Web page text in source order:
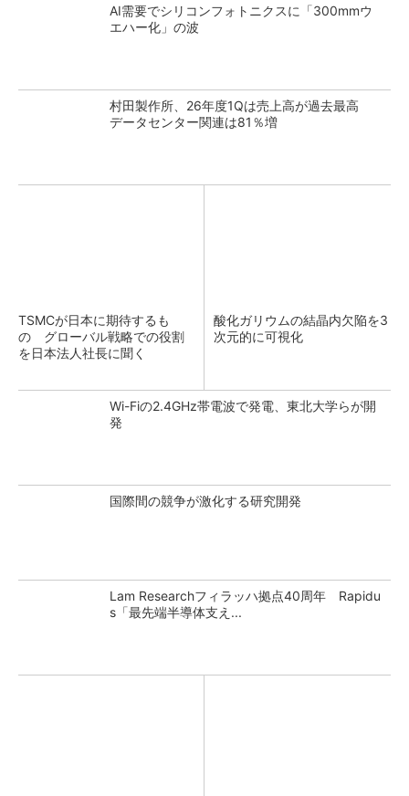
AI需要でシリコンフォトニクスに「300mmウ
エハー化」の波
村田製作所、26年度1Qは売上高が過去最高
データセンター関連は81％増
TSMCが日本に期待するも
の グローバル戦略での役割
を日本法人社長に聞く
酸化ガリウムの結晶内欠陥を3
次元的に可視化
Wi-Fiの2.4GHz帯電波で発電、東北大学らが開
発
国際間の競争が激化する研究開発
Lam Researchフィラッハ拠点40周年 Rapidu
s「最先端半導体支え...